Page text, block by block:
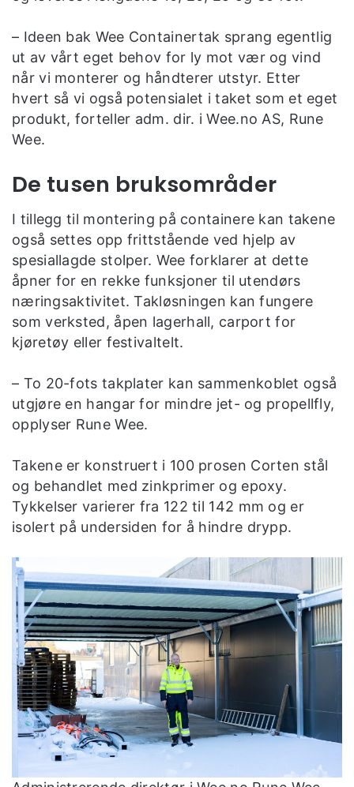
– Ideen bak Wee Containertak sprang egentlig
ut av vårt eget behov for ly mot vær og vind
når vi monterer og håndterer utstyr. Etter
hvert så vi også potensialet i taket som et eget
produkt, forteller adm. dir. i Wee.no AS, Rune
Wee.
De tusen bruksområder
I tillegg til montering på containere kan takene
også settes opp frittstående ved hjelp av
spesiallagde stolper. Wee forklarer at dette
åpner for en rekke funksjoner til utendørs
næringsaktivitet. Takløsningen kan fungere
som verksted, åpen lagerhall, carport for
kjøretøy eller festivaltelt.
– To 20-fots takplater kan sammenkoblet også
utgjøre en hangar for mindre jet- og propellfly,
opplyser Rune Wee.
Takene er konstruert i 100 prosen Corten stål
og behandlet med zinkprimer og epoxy.
Tykkelser varierer fra 122 til 142 mm og er
isolert på undersiden for å hindre drypp.